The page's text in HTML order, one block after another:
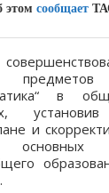
этом сообщает
в
и
основных